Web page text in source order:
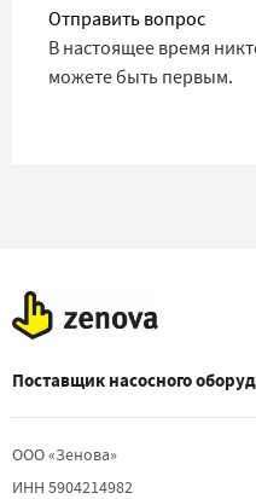
Отправить вопрос
В настоящее время
можете быть первым.
Поставщик насосного
ООО «Зенова»
ИНН 5904214982